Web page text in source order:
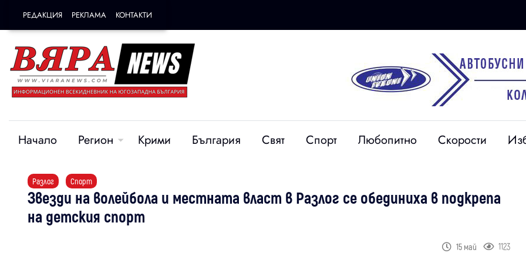
РЕДАКЦИЯ РЕКЛАМА КОНТАКТИ
Начало Регион Крими България Свят Спорт Любопитно Скорости
Разлог Спорт
Звезди на волейбола и местната власт в Разлог се обединиха в подкрепа
на детския спорт
15 май 1123